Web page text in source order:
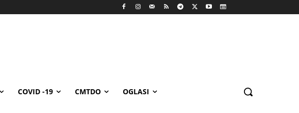
COVID -19 CMTDO OGLASI